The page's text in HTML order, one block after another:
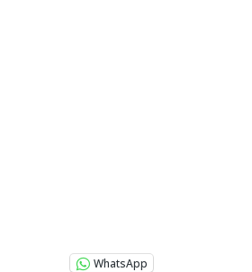
WhatsApp